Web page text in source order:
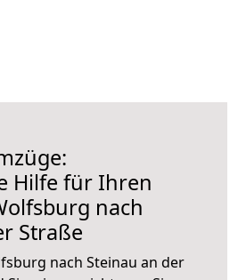
Hilfe für Ihren
nach
Straße
nach Steinau an der